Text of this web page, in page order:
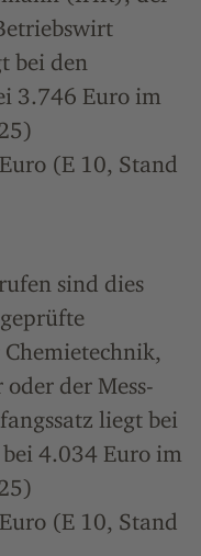
bei den
3.746 Euro im
(E 10, Stand
sind dies
der Mess-
liegt bei
4.034 Euro im
(E 10, Stand